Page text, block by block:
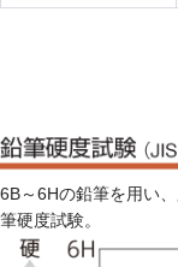
6B～6Hの鉛筆を用い
筆硬度試験。